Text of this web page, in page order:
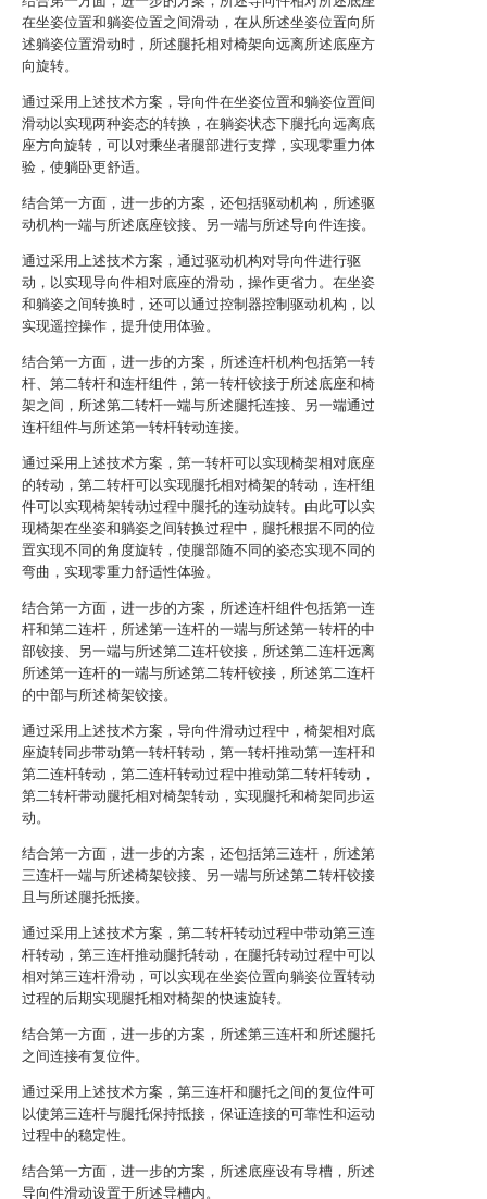
在坐姿位置和躺姿位置之间滑动，在从所述坐姿位置向所
述躺姿位置滑动时，所述腿托相对椅架向远离所述底座方
向旋转。
通过采用上述技术方案，导向件在坐姿位置和躺姿位置间
滑动以实现两种姿态的转换，在躺姿状态下腿托向远离底
座方向旋转，可以对乘坐者腿部进行支撑，实现零重力体
验，使躺卧更舒适。
结合第一方面，进一步的方案，还包括驱动机构，所述驱
动机构一端与所述底座铰接、另一端与所述导向件连接。
通过采用上述技术方案，通过驱动机构对导向件进行驱
动，以实现导向件相对底座的滑动，操作更省力。在坐姿
和躺姿之间转换时，还可以通过控制器控制驱动机构，以
实现遥控操作，提升使用体验。
结合第一方面，进一步的方案，所述连杆机构包括第一转
杆、第二转杆和连杆组件，第一转杆铰接于所述底座和椅
架之间，所述第二转杆一端与所述腿托连接、另一端通过
连杆组件与所述第一转杆转动连接。
通过采用上述技术方案，第一转杆可以实现椅架相对底座
的转动，第二转杆可以实现腿托相对椅架的转动，连杆组
件可以实现椅架转动过程中腿托的连动旋转。由此可以实
现椅架在坐姿和躺姿之间转换过程中，腿托根据不同的位
置实现不同的角度旋转，使腿部随不同的姿态实现不同的
弯曲，实现零重力舒适性体验。
结合第一方面，进一步的方案，所述连杆组件包括第一连
杆和第二连杆，所述第一连杆的一端与所述第一转杆的中
部铰接、另一端与所述第二连杆铰接，所述第二连杆远离
所述第一连杆的一端与所述第二转杆铰接，所述第二连杆
的中部与所述椅架铰接。
通过采用上述技术方案，导向件滑动过程中，椅架相对底
座旋转同步带动第一转杆转动，第一转杆推动第一连杆和
第二连杆转动，第二连杆转动过程中推动第二转杆转动，
第二转杆带动腿托相对椅架转动，实现腿托和椅架同步运
动。
结合第一方面，进一步的方案，还包括第三连杆，所述第
三连杆一端与所述椅架铰接、另一端与所述第二转杆铰接
且与所述腿托抵接。
通过采用上述技术方案，第二转杆转动过程中带动第三连
杆转动，第三连杆推动腿托转动，在腿托转动过程中可以
相对第三连杆滑动，可以实现在坐姿位置向躺姿位置转动
过程的后期实现腿托相对椅架的快速旋转。
结合第一方面，进一步的方案，所述第三连杆和所述腿托
之间连接有复位件。
通过采用上述技术方案，第三连杆和腿托之间的复位件可
以使第三连杆与腿托保持抵接，保证连接的可靠性和运动
过程中的稳定性。
结合第一方面，进一步的方案，所述底座设有导槽，所述
导向件滑动设置于所述导槽内。